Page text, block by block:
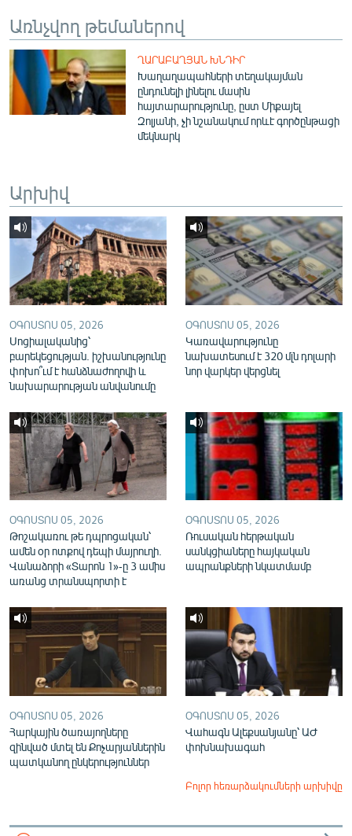
ԲԱՆԱՎԵՃ
ՁԳՏԵԼՈՎ ԼԱՎԱԳՈՒՅՆԻՆ
ՓՈԴՔԱՍԹ
Հայերեն
ՀԵՏԵՎԵՔ ՄԵԶ
«Ազատության» բոլոր կայքերը
Առնչվող թեմաներով
ՂԱՐԱԲԱՂՅԱՆ ԽՆԴԻՐ
Խաղաղապահների տեղակայման
ընդունելի լինելու մասին
հայտարարությունը, ըստ Միքայել
Զոլյանի, չի նշանակում որևէ գործընթացի
մեկնարկ
Արխիվ
ՕԳՈՍՏՈՍ 05, 2026
Սոցիալականից՝
բարեկեցության. իշխանությունը
փոխո՞ւմ է հանձնաժողովի և
նախարարության անվանումը
ՕԳՈՍՏՈՍ 05, 2026
Կառավարությունը
նախատեսում է 320 մլն դոլարի
նոր վարկեր վերցնել
ՕԳՈՍՏՈՍ 05, 2026
Թոշակառու թե դպրոցական՝
ամեն օր ոտքով դեպի մայրուղի.
Վանաձորի «Տարոն 1»-ը 3 ամիս
առանց տրանսպորտի է
ՕԳՈՍՏՈՍ 05, 2026
Ռուսական հերթական
սանկցիաները հայկական
ապրանքների նկատմամբ
ՕԳՈՍՏՈՍ 05, 2026
Հարկային ծառայողները
զինված մտել են Քոչարյաններին
պատկանող ընկերություններ
ՕԳՈՍՏՈՍ 05, 2026
Վահագն Ալեքսանյանը՝ ԱԺ
փոխնախագահ
Բոլոր հեռարձակումների արխիվը